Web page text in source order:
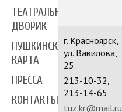
ТЕАТРАЛЬНЫЙ
ДВОРИК
ПУШКИНСКАЯ
КАРТА
ПРЕССА
КОНТАКТЫ
г. Красноярск,
ул. Вавилова,
25
213-10-32,
213-14-65
tuz.kr@mail.ru